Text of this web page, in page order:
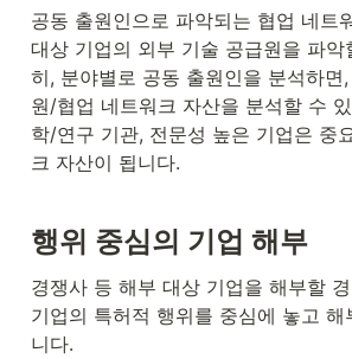
공동 출원인으로 파악되는 협업 네트
대상 기업의 외부 기술 공급원을 파악
히, 분야별로 공동 출원인을 분석하면
원/협업 네트워크 자산을 분석할 수
학/연구 기관, 전문성 높은 기업은 중
크 자산이 됩니다.
행위 중심의 기업 해부
경쟁사 등 해부 대상 기업을 해부할
기업의 특허적 행위를 중심에 놓고 해
니다.